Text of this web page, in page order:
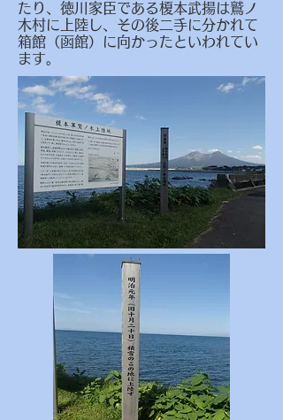
たり、徳川家臣である榎本武揚は鷲ノ
木村に上陸し、その後二手に分かれて
箱館（函館）に向かったといわれてい
ます。